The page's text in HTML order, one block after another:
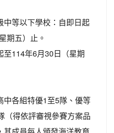
中等以下學校：自即日起
期五）止。
至114年6月30日（星期
中各組特優1至5隊、優等
（得依評審視參賽方案品